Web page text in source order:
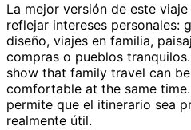
La mejor versión de este
reflejar intereses personales:
diseño, viajes en familia,
compras o pueblos
show that family travel can
comfortable at the same
permite que el itinerario sea
realmente útil.